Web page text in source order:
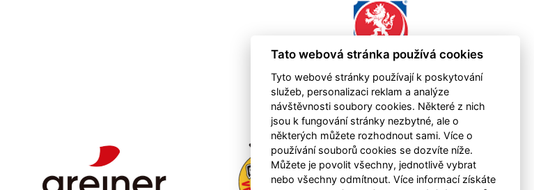
Tato webová stránka používá cookies
Tyto webové stránky používají k poskytování
služeb, personalizaci reklam a analýze
návštěvnosti soubory cookies. Některé z nich
jsou k fungování stránky nezbytné, ale o
některých můžete rozhodnout sami. Více o
používání souborů cookies se dozvíte níže.
Můžete je povolit všechny, jednotlivě vybrat
nebo všechny odmítnout. Více informací získáte